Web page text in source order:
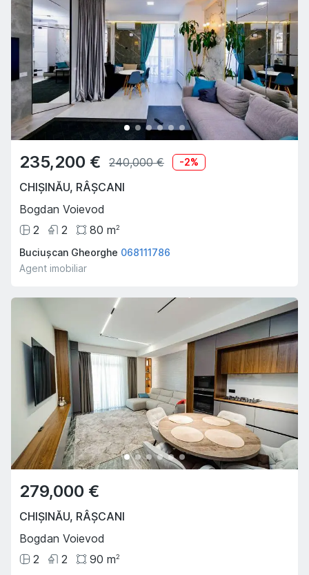
235,200 € 240,000 € -2%
CHIȘINĂU, RÂȘCANI
Bogdan Voievod
2
2 80 m2
Buciușcan Gheorghe 068111786
Agent imobiliar
279,000 €
CHIȘINĂU, RÂȘCANI
Bogdan Voievod
2
2 90 m2